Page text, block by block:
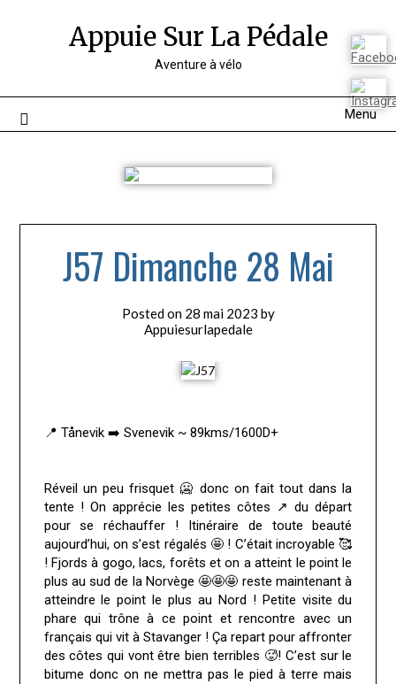
Appuie Sur La Pédale
Aventure à vélo
Menu
J57 Dimanche 28 Mai
Posted on 28 mai 2023 by
Appuiesurlapedale
📍 Tånevik ➡️ Svenevik ~ 89kms/1600D+
Réveil un peu frisquet 🥶 donc on fait tout dans la
tente ! On apprécie les petites côtes ↗️ du départ
pour se réchauffer ! Itinéraire de toute beauté
aujourd’hui, on s’est régalés 🤩 ! C’était incroyable 🥰
! Fjords à gogo, lacs, forêts et on a atteint le point le
plus au sud de la Norvège 🤩🤩🤩 reste maintenant à
atteindre le point le plus au Nord ! Petite visite du
phare qui trône à ce point et rencontre avec un
français qui vit à Stavanger ! Ça repart pour affronter
des côtes qui vont être bien terribles 🥵! C’est sur le
bitume donc on ne mettra pas le pied à terre mais